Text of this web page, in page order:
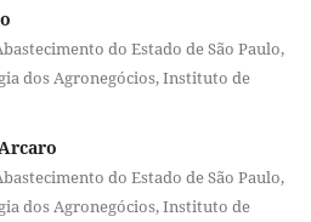
do Estado de São Paulo,
dos Agronegócios, Instituto de
do Estado de São Paulo,
dos Agronegócios, Instituto de